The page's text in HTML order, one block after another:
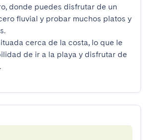
donde puedes disfrutar de un
fluvial y probar muchos platos y
cerca de la costa, lo que le
de ir a la playa y disfrutar de